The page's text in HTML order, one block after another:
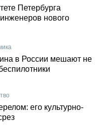
Петербурга
нового
в России мешают не
его культурно-